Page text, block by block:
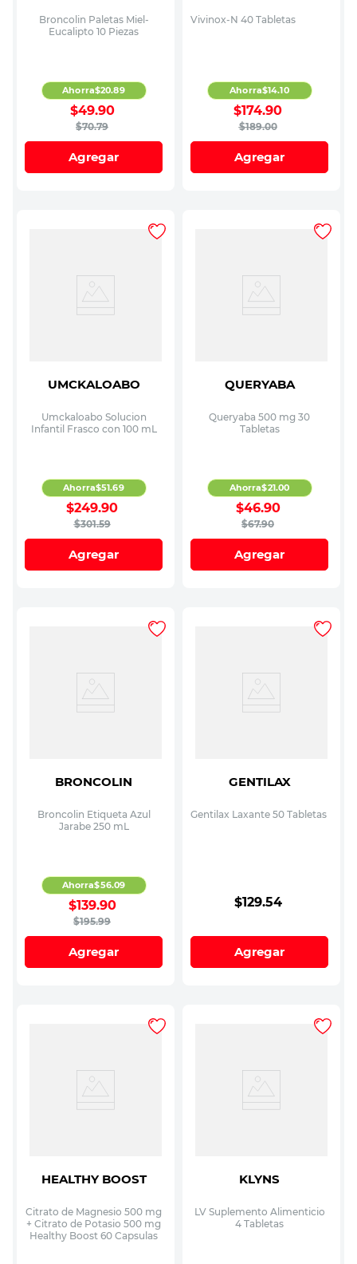
Broncolin Paletas Miel-
Eucalipto 10 Piezas
$70.79
$49.90
Ahorra$20.89
Agregar
Vivinox-N 40 Tabletas
$189.00
$174.90
Ahorra$14.10
Agregar
UMCKALOABO
Umckaloabo Solucion
Infantil Frasco con 100 mL
$301.59
$249.90
Ahorra$51.69
Agregar
QUERYABA
Queryaba 500 mg 30
Tabletas
$67.90
$46.90
Ahorra$21.00
Agregar
BRONCOLIN
Broncolin Etiqueta Azul
Jarabe 250 mL
$195.99
$139.90
Ahorra$56.09
Agregar
GENTILAX
Gentilax Laxante 50 Tabletas
$129.54
Agregar
HEALTHY BOOST
Citrato de Magnesio 500 mg
+ Citrato de Potasio 500 mg
Healthy Boost 60 Capsulas
KLYNS
LV Suplemento Alimenticio
4 Tabletas